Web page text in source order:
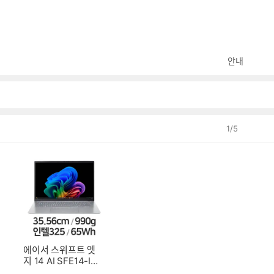
안내
1/5
에이서 스위프트 엣
지 14 AI SFE14-I5